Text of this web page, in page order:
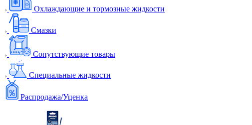
Охлаждающие и тормозные жидкости
Смазки
Сопутствующие товары
Специальные жидкости
Распродажа/Уценка